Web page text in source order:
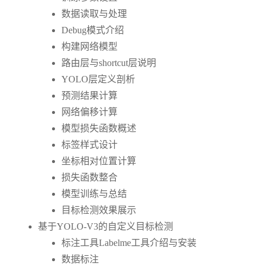
数据读取与处理
Debug模式介绍
构建网络模型
路由层与shortcut层说明
YOLO层定义剖析
预测结果计算
网络偏移计算
模型损失函数概述
标签样式设计
坐标相对位置计算
损失函数整合
模型训练与总结
目标检测效果展示
基于YOLO-V3的自定义目标检测
标注工具Labelme工具介绍与安装
数据标注